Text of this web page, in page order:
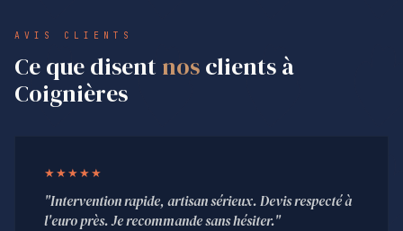
AVIS CLIENTS
Ce que disent nosclients à
Coignières
★★★★★
"Intervention rapide, artisan sérieux. Devis respecté à
l'euro près. Je recommande sans hésiter."